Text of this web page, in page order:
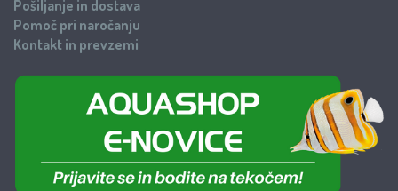
Pošiljanje in dostava
Pomoč pri naročanju
Kontakt in prevzemi